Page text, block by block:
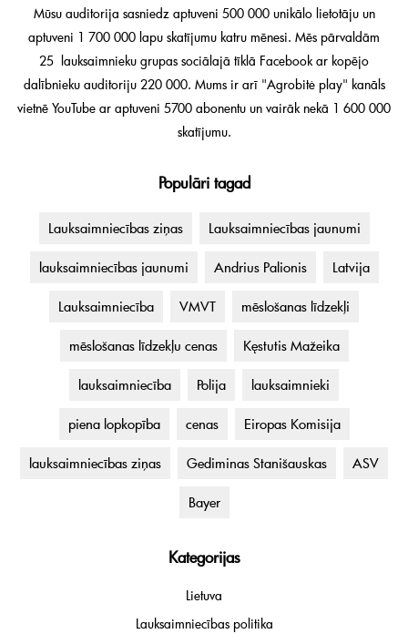
Mūsu auditorija sasniedz aptuveni 500 000 unikālo lietotāju un
aptuveni 1 700 000 lapu skatījumu katru mēnesi. Mēs pārvaldām
25 lauksaimnieku grupas sociālajā tīklā Facebook ar kopējo
dalībnieku auditoriju 220 000. Mums ir arī "Agrobitė play" kanāls
vietnē YouTube ar aptuveni 5700 abonentu un vairāk nekā 1 600 000
skatījumu.
Populāri tagad
Lauksaimniecības ziņas Lauksaimniecības jaunumi
lauksaimniecības jaunumi Andrius Palionis Latvija
Lauksaimniecība VMVT mēslošanas līdzekļi
mēslošanas līdzekļu cenas Kęstutis Mažeika
lauksaimniecība Polija lauksaimnieki
piena lopkopība cenas Eiropas Komisija
lauksaimniecības ziņas Gediminas Stanišauskas ASV
Bayer
Kategorijas
Lietuva
Lauksaimniecības politika